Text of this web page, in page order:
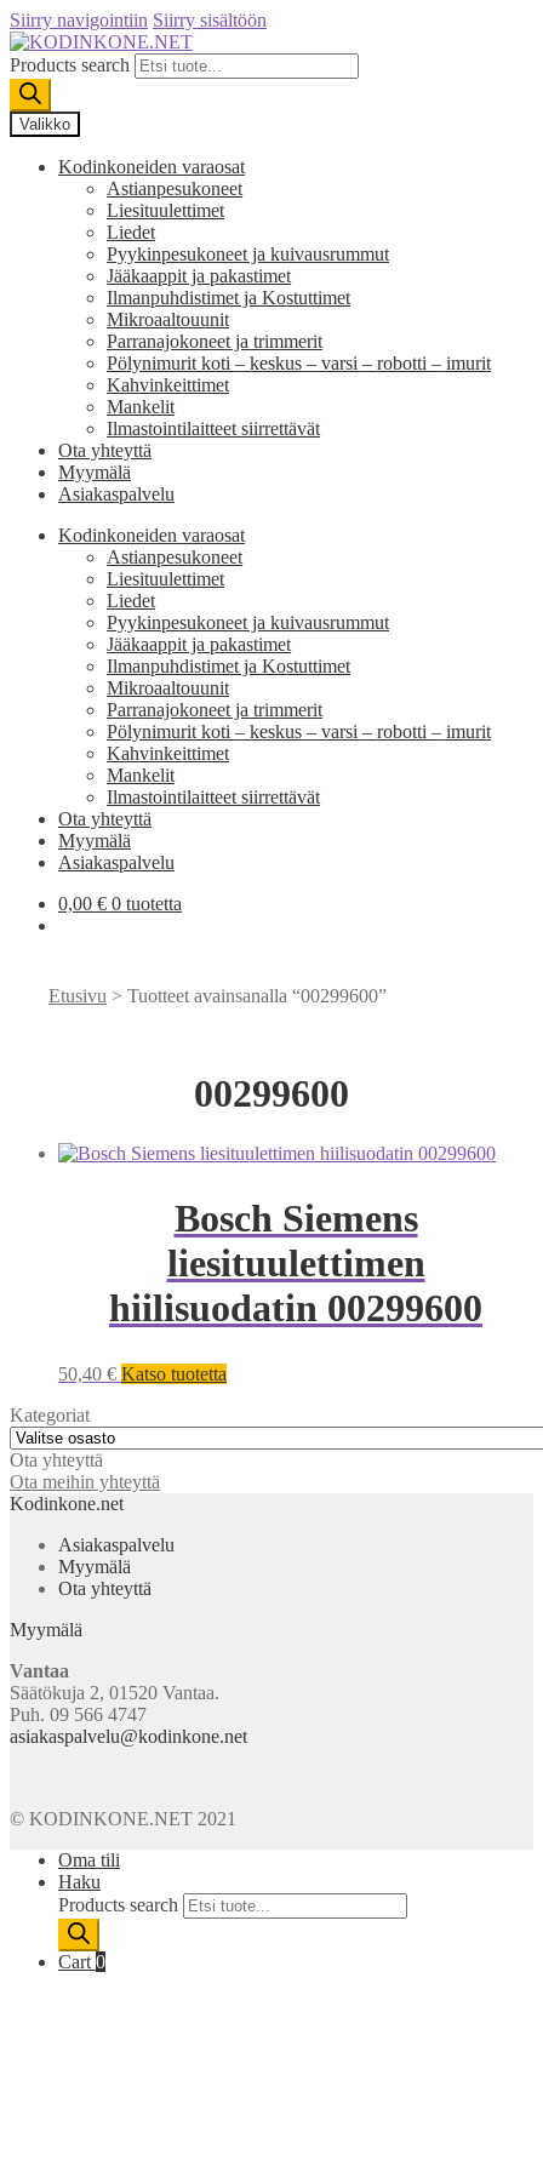
Siirry navigointiin Siirry sisältöön
Products search
Valikko
Kodinkoneiden varaosat
Astianpesukoneet
Liesituulettimet
Liedet
Pyykinpesukoneet ja kuivausrummut
Jääkaappit ja pakastimet
Ilmanpuhdistimet ja Kostuttimet
Mikroaaltouunit
Parranajokoneet ja trimmerit
Pölynimurit koti – keskus – varsi – robotti – imurit
Kahvinkeittimet
Mankelit
Ilmastointilaitteet siirrettävät
Ota yhteyttä
Myymälä
Asiakaspalvelu
Kodinkoneiden varaosat
Astianpesukoneet
Liesituulettimet
Liedet
Pyykinpesukoneet ja kuivausrummut
Jääkaappit ja pakastimet
Ilmanpuhdistimet ja Kostuttimet
Mikroaaltouunit
Parranajokoneet ja trimmerit
Pölynimurit koti – keskus – varsi – robotti – imurit
Kahvinkeittimet
Mankelit
Ilmastointilaitteet siirrettävät
Ota yhteyttä
Myymälä
Asiakaspalvelu
0,00 € 0 tuotetta
Etusivu > Tuotteet avainsanalla “00299600”
00299600
Bosch Siemens
liesituulettimen
hiilisuodatin 00299600
50,40 € Katso tuotetta
Kategoriat
Ota yhteyttä
Ota meihin yhteyttä
Kodinkone.net
Asiakaspalvelu
Myymälä
Ota yhteyttä
Myymälä
Vantaa
Säätökuja 2, 01520 Vantaa.
Puh. 09 566 4747
asiakaspalvelu@kodinkone.net
© KODINKONE.NET 2021
Oma tili
Haku
Products search
Cart 0